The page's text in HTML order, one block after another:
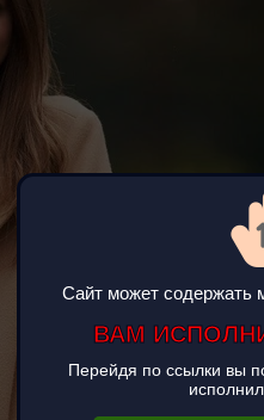
Сайт может содержать
ВАМ
Перейдя по ссылки вы